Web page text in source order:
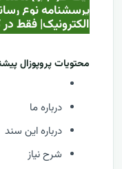
پرسشنامه نوع
الکترونیک| فقط در
محتويات پروپوزال
درباره ما
درباره این سند
شرح نیاز